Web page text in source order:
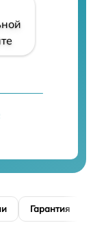
Гарантия